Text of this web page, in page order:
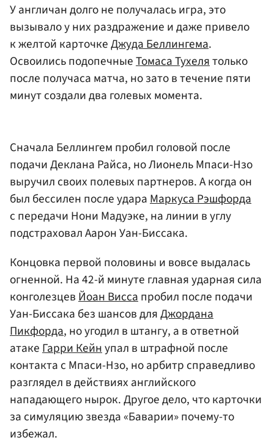
У англичан долго не получалась игра, это
вызывало у них раздражение и даже привело
к желтой карточкеДжуда Беллингема.
Освоились подопечныеТомаса Тухелятолько
после получаса матча, но зато в течение пяти
минут создали два голевых момента.
Сначала Беллингем пробил головой после
подачи Деклана Райса, но Лионель Мпаси-Нзо
выручил своих полевых партнеров. А когда он
был бессилен после удараМаркуса Рэшфорда
с передачи Нони Мадуэке, на линии в углу
подстраховал Аарон Уан-Биссака.
Концовка первой половины и вовсе выдалась
огненной. На 42-й минуте главная ударная сила
конголезцевЙоан Виссапробил после подачи
Уан-Биссака без шансов дляДжордана
Пикфорда, но угодил в штангу, а в ответной
атакеГарри Кейнупал в штрафной после
контакта с Мпаси-Нзо, но арбитр справедливо
разглядел в действиях английского
нападающего нырок. Другое дело, что карточки
за симуляцию звезда «Баварии» почему-то
избежал.